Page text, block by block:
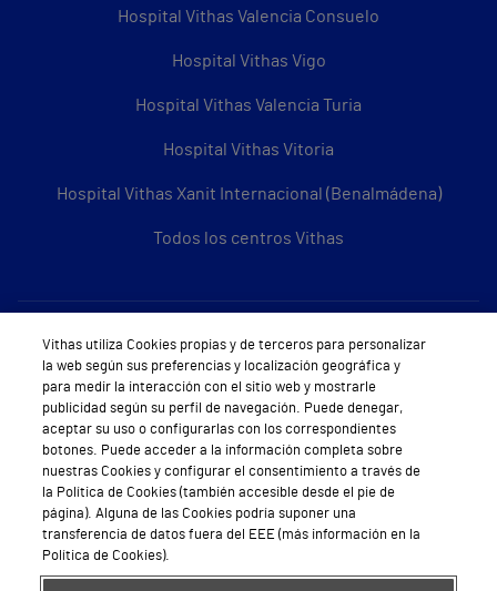
Hospital Vithas Valencia Consuelo
Hospital Vithas Vigo
Hospital Vithas Valencia Turia
Hospital Vithas Vitoria
Hospital Vithas Xanit Internacional (Benalmádena)
Todos los centros Vithas
Sobre Vithas
Quiénes somos
Trabajar en Vithas
Teléfono Cita Médica
Teléfono Atención al Cliente
Política de seguridad y salud en el trabajo
Vithas utiliza Cookies propias y de terceros para personalizar
la web según sus preferencias y localización geográfica y
para medir la interacción con el sitio web y mostrarle
publicidad según su perfil de navegación. Puede denegar,
aceptar su uso o configurarlas con los correspondientes
botones. Puede acceder a la información completa sobre
nuestras Cookies y configurar el consentimiento a través de
la Política de Cookies (también accesible desde el pie de
página). Alguna de las Cookies podría suponer una
transferencia de datos fuera del EEE (más información en la
Política de Cookies).